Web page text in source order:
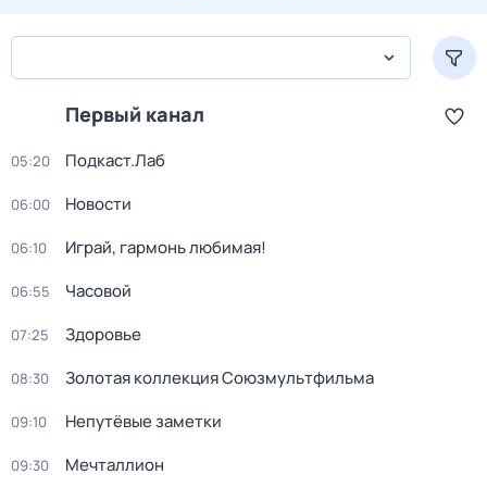
Первый канал
05:20 Подкаст.Лаб
06:00 Новости
06:10 Играй, гармонь любимая!
06:55 Часовой
07:25 Здоровье
08:30 Золотая коллекция Союзмультфильма
09:10 Непутёвые заметки
09:30 Мечталлион